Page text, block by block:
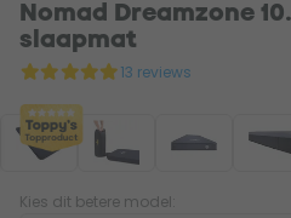
Nomad Dreamzone
slaapmat
13 reviews
Kies dit betere model: